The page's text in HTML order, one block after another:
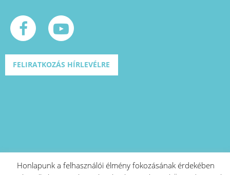
FELIRATKOZÁS HÍRLEVÉLRE
Honlapunk a felhasználói élmény fokozásának érdekében